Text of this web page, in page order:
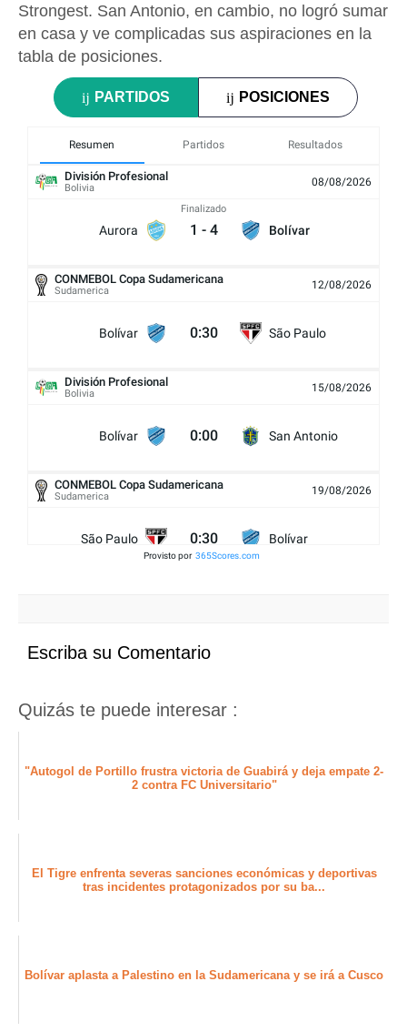
Strongest. San Antonio, en cambio, no logró sumar
en casa y ve complicadas sus aspiraciones en la
tabla de posiciones.
PARTIDOS POSICIONES
Resumen Partidos Resultados
División Profesional
Bolivia 08/08/2026
Aurora
Finalizado
1 - 4 Bolívar
CONMEBOL Copa Sudamericana
Sudamerica 12/08/2026
Bolívar 0:30 São Paulo
División Profesional
Bolivia 15/08/2026
Bolívar 0:00 San Antonio
CONMEBOL Copa Sudamericana
Sudamerica 19/08/2026
São Paulo 0:30
Agr 0 - 0
Bolívar
19:00
Provisto por 365Scores.com
Escriba su Comentario
Quizás te puede interesar :
"Autogol de Portillo frustra victoria de Guabirá y deja empate 2-
2 contra FC Universitario"
El Tigre enfrenta severas sanciones económicas y deportivas
tras incidentes protagonizados por su ba...
Bolívar aplasta a Palestino en la Sudamericana y se irá a Cusco